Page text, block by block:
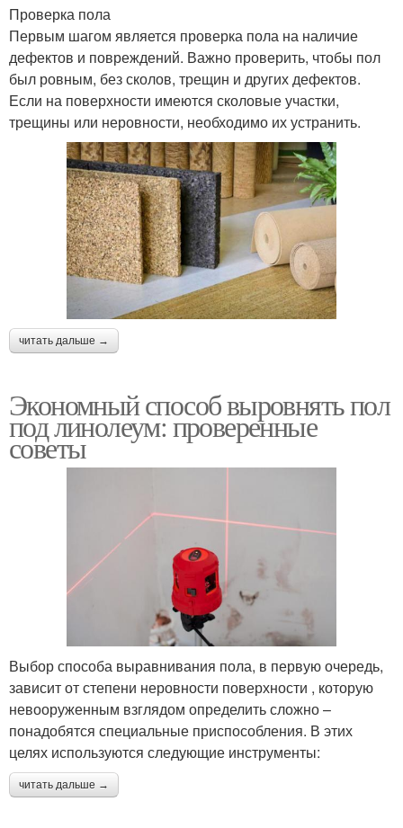
Проверка пола
Первым шагом является проверка пола на наличие
дефектов и повреждений. Важно проверить, чтобы пол
был ровным, без сколов, трещин и других дефектов.
Если на поверхности имеются сколовые участки,
трещины или неровности, необходимо их устранить.
читать дальше →
Экономный способ выровнять пол
под линолеум: проверенные
советы
Выбор способа выравнивания пола, в первую очередь,
зависит от степени неровности поверхности , которую
невооруженным взглядом определить сложно –
понадобятся специальные приспособления. В этих
целях используются следующие инструменты:
читать дальше →